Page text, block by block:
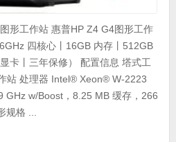
形工作站 惠普HP Z4 G4图形工作
四核心丨16GB 内存丨512GB
卡丨三年保修） 配置信息 塔式工
站 处理器 Intel® Xeon® W-2223
GHz w/Boost，8.25 MB 缓存，266
格 ...